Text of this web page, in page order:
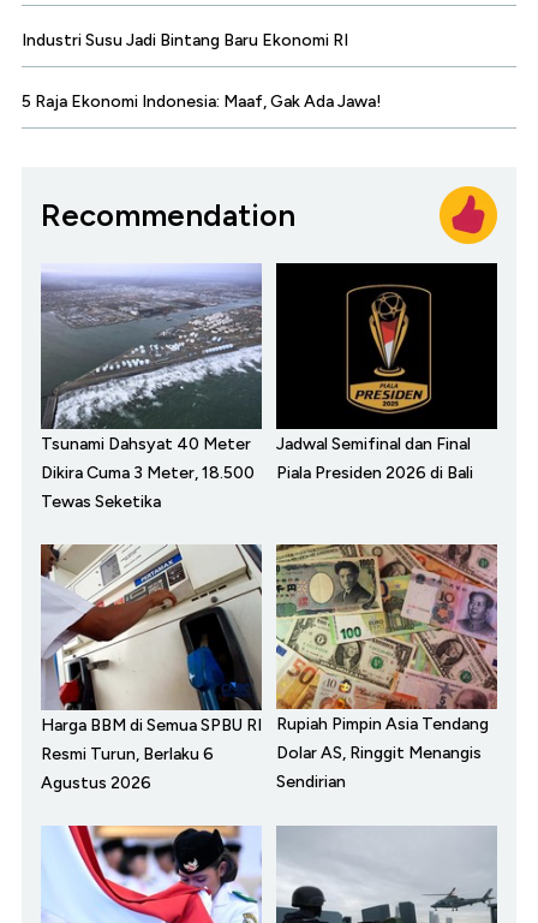
Industri Susu Jadi Bintang Baru Ekonomi RI
5 Raja Ekonomi Indonesia: Maaf, Gak Ada Jawa!
Recommendation
Tsunami Dahsyat 40 Meter
Dikira Cuma 3 Meter, 18.500
Tewas Seketika
Jadwal Semifinal dan Final
Piala Presiden 2026 di Bali
Harga BBM di Semua SPBU RI
Resmi Turun, Berlaku 6
Agustus 2026
Rupiah Pimpin Asia Tendang
Dolar AS, Ringgit Menangis
Sendirian